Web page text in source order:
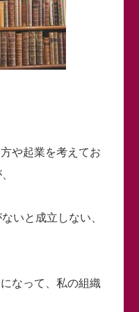
や起業を考えてお
いと成立しない、
なって、私の組織